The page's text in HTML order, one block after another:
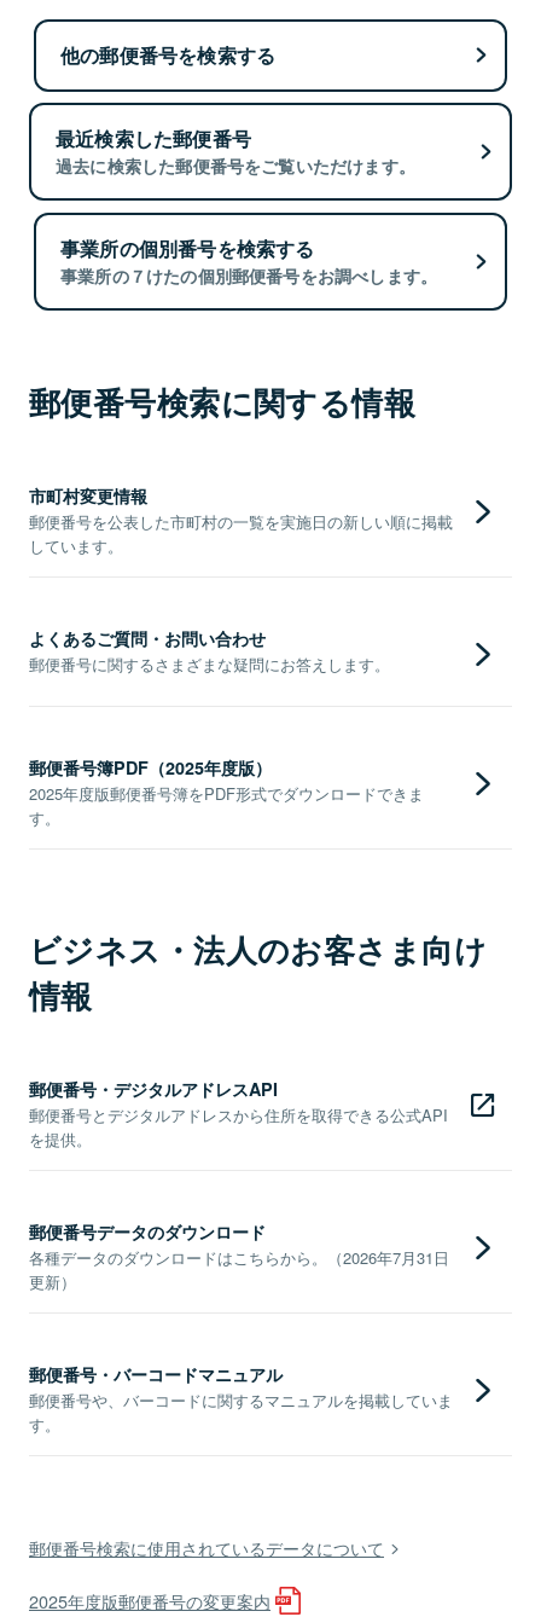
他の郵便番号を検索する
最近検索した郵便番号
過去に検索した郵便番号をご覧いただけます。
事業所の個別番号を検索する
事業所の７けたの個別郵便番号をお調べします。
郵便番号検索に関する情報
市町村変更情報
郵便番号を公表した市町村の一覧を実施日の新しい順に掲載
しています。
よくあるご質問・お問い合わせ
郵便番号に関するさまざまな疑問にお答えします。
郵便番号簿PDF（2025年度版）
2025年度版郵便番号簿をPDF形式でダウンロードできま
す。
ビジネス・法人のお客さま向け
情報
郵便番号・デジタルアドレスAPI
郵便番号とデジタルアドレスから住所を取得できる公式API
を提供。
郵便番号データのダウンロード
各種データのダウンロードはこちらから。（2026年7月31日
更新）
郵便番号・バーコードマニュアル
郵便番号や、バーコードに関するマニュアルを掲載していま
す。
郵便番号検索に使用されているデータについて
2025年度版郵便番号の変更案内